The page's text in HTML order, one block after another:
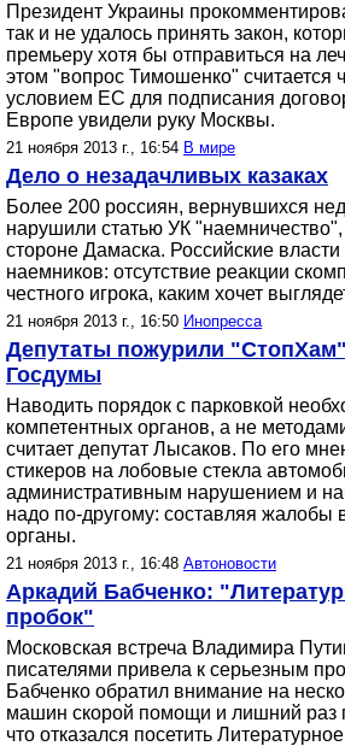
Президент Украины
так и не удалось принять закон,
премьеру хотя бы отправиться на
этом "вопрос Тимошенко" считается
условием ЕС для подписания
Европе увидели руку Москвы.
21 ноября 2013 г., 16:54 В мире
Дело о незадачливых казаках
Более 200 россиян, вернувшихся
нарушили статью УК
стороне Дамаска. Российские
наемников: отсутствие реакции
честного игрока, каким хочет
21 ноября 2013 г., 16:50 Инопресса
Депутаты пожурили
Госдумы
Наводить порядок с парковкой
компетентных органов, а не
считает депутат Лысаков. По его
стикеров на лобовые стекла
административным нарушением и
надо по-другому: составляя жалобы
органы.
21 ноября 2013 г., 16:48 Автоновости
Аркадий Бабченко:
пробок"
Московская встреча Владимира
писателями привела к серьезным
Бабченко обратил внимание на
машин скорой помощи и лишний раз
что отказался посетить